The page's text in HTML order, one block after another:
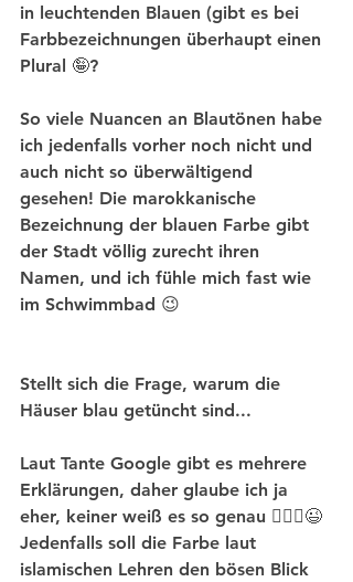
in leuchtenden Blauen (gibt es bei
Farbbezeichnungen überhaupt einen
Plural 🤪?
So viele Nuancen an Blautönen habe
ich jedenfalls vorher noch nicht und
auch nicht so überwältigend
gesehen! Die marokkanische
Bezeichnung der blauen Farbe gibt
der Stadt völlig zurecht ihren
Namen, und ich fühle mich fast wie
im Schwimmbad 😉
Stellt sich die Frage, warum die
Häuser blau getüncht sind...
Laut Tante Google gibt es mehrere
Erklärungen, daher glaube ich ja
eher, keiner weiß es so genau 🤷🏼‍♀️😉
Jedenfalls soll die Farbe laut
islamischen Lehren den bösen Blick